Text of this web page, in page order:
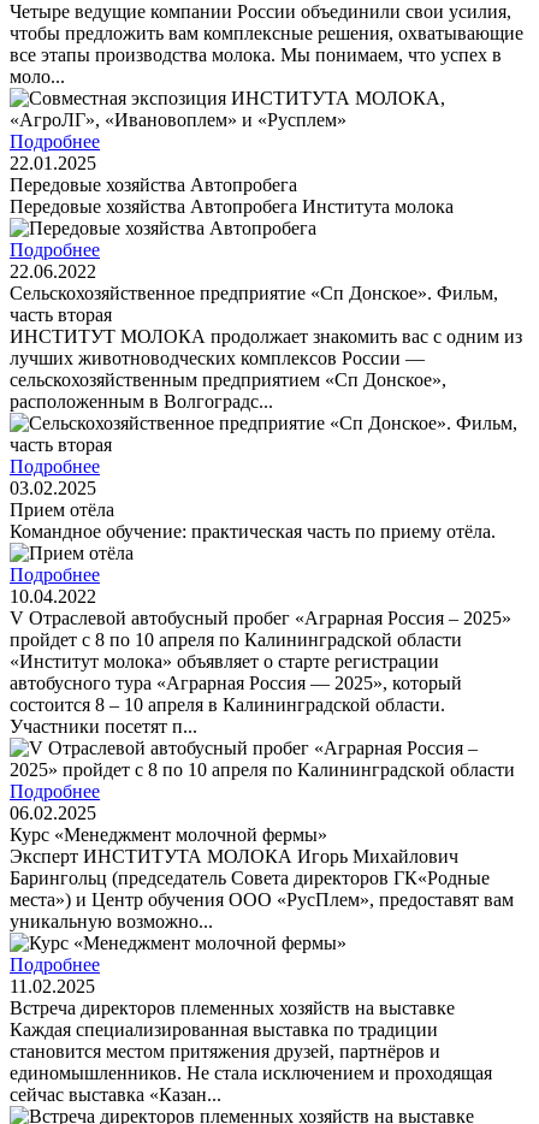
Четыре ведущие компании России объединили свои усилия,
чтобы предложить вам комплексные решения, охватывающие
все этапы производства молока. Мы понимаем, что успех в
моло...
Подробнее
22.01.2025
Передовые хозяйства Автопробега
Передовые хозяйства Автопробега Института молока
Подробнее
22.06.2022
Сельскохозяйственное предприятие «Сп Донское». Фильм,
часть вторая
ИНСТИТУТ МОЛОКА продолжает знакомить вас с одним из
лучших животноводческих комплексов России —
сельскохозяйственным предприятием «Сп Донское»,
расположенным в Волгоградс...
Подробнее
03.02.2025
Прием отёла
Командное обучение: практическая часть по приему отёла.
Подробнее
10.04.2022
V Отраслевой автобусный пробег «Аграрная Россия – 2025»
пройдет с 8 по 10 апреля по Калининградской области
«Институт молока» объявляет о старте регистрации
автобусного тура «Аграрная Россия — 2025», который
состоится 8 – 10 апреля в Калининградской области.
Участники посетят п...
Подробнее
06.02.2025
Курс «Менеджмент молочной фермы»
Эксперт ИНСТИТУТА МОЛОКА Игорь Михайлович
Барингольц (председатель Совета директоров ГК«Родные
места») и Центр обучения ООО «РусПлем», предоставят вам
уникальную возможно...
Подробнее
11.02.2025
Встреча директоров племенных хозяйств на выставке
Каждая специализированная выставка по традиции
становится местом притяжения друзей, партнёров и
единомышленников. Не стала исключением и проходящая
сейчас выставка «Казан...